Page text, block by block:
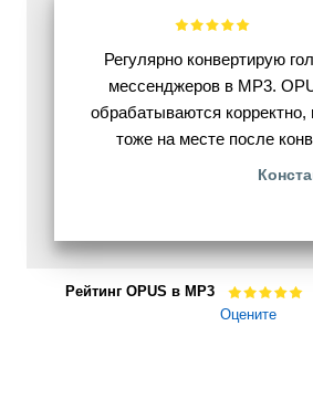
Регулярно конвертирую
мессенджеров в MP3.
обрабатываются
тоже на месте после
Рейтинг OPUS в MP3
Оцените